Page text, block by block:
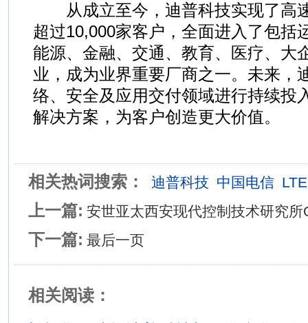
从成立至今，迪普科技实现了高
超过10,000家客户，全面进入了包括
能源、金融、交通、教育、医疗、大
业，成为业界重要厂商之一。未来，
络、安全及应用交付领域进行持续投
解决方案，为客户创造更大价值。
相关热词搜索： 迪普科技 中国电信 LTE
上一篇: 安世亚太西安现代控制技术研究
下一篇: 最后一页
相关阅读：